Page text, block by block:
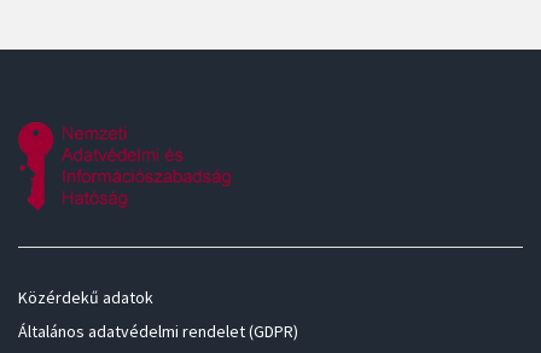
Közérdekű adatok
Általános adatvédelmi rendelet (GDPR)